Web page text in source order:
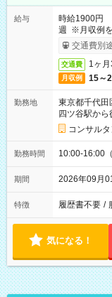
給与
時給1900円
週 ※月収例
ービス利用可
交通費別
交通費 1ヶ
月収例 15～
勤務地
東京都千代田
四ツ谷駅から
コンサル
勤務時間 10:00-16:00
期間 2026年09月
特徴 履歴書不要 /
気になる！